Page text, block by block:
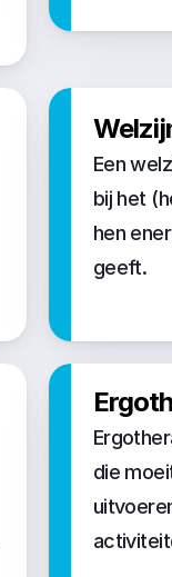
Een
bij het
hen
geeft.
die